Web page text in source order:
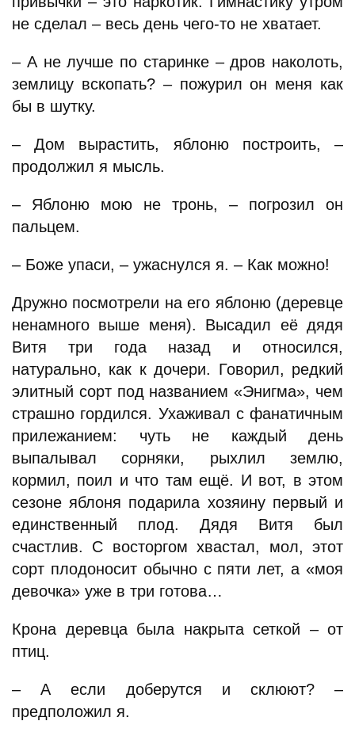
не сделал – весь день чего-то не хватает.
– А не лучше по старинке – дров наколоть,
землицу вскопать? – пожурил он меня как
бы в шутку.
– Дом вырастить, яблоню построить, –
продолжил я мысль.
– Яблоню мою не тронь, – погрозил он
пальцем.
– Боже упаси, – ужаснулся я. – Как можно!
Дружно посмотрели на его яблоню (деревце
ненамного выше меня). Высадил её дядя
Витя три года назад и относился,
натурально, как к дочери. Говорил, редкий
элитный сорт под названием «Энигма», чем
страшно гордился. Ухаживал с фанатичным
прилежанием: чуть не каждый день
выпалывал сорняки, рыхлил землю,
кормил, поил и что там ещё. И вот, в этом
сезоне яблоня подарила хозяину первый и
единственный плод. Дядя Витя был
счастлив. С восторгом хвастал, мол, этот
сорт плодоносит обычно с пяти лет, а «моя
девочка» уже в три готова…
Крона деревца была накрыта сеткой – от
птиц.
– А если доберутся и склюют? –
предположил я.